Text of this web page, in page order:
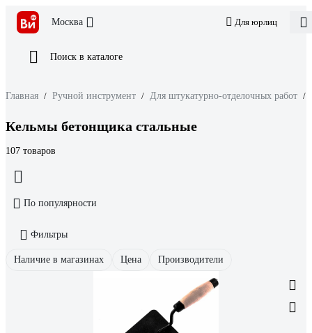
Москва Для юрлиц
Поиск в каталоге
Главная / Ручной инструмент / Для штукатурно-отделочных работ /
Кельмы бетонщика стальные
107 товаров
По популярности
Фильтры
Наличие в магазинах Цена Производители